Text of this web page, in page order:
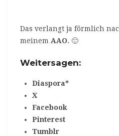
Das verlangt ja förmlich
meinem AAO. 🙂
Weitersagen:
Diaspora*
X
Facebook
Pinterest
Tumblr